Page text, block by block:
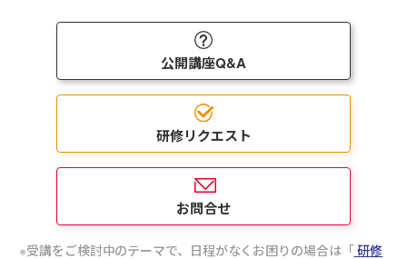
公開講座Q&A
研修リクエスト
お問合せ
受講をご検討中のテーマで、日程がなくお困りの場合は「研修